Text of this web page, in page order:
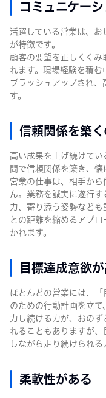
コミュニケー
活躍している営業は、
が特徴です。
顧客の要望を正しくく
れます。現場経験を積
ブラッシュアップされ
す。
信頼関係を築
高い成果を上げ続けて
間で信頼関係を築き、懐
営業の仕事は、相手か
ん。業務を誠実に遂行
力、寄り添う姿勢など
との距離を縮めるアプ
かれます。
目標達成意欲
ほとんどの営業には、
のための行動計画を立
力し続ける力が、おの
れることもありますが
しながら走り続けられる
柔軟性がある